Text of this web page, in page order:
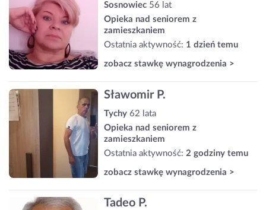
Sosnowiec 56 lat
Opieka nad seniorem z
zamieszkaniem
Ostatnia aktywność: 1 dzień temu
zobacz stawkę wynagrodzenia >
Sławomir P.
Tychy 62 lata
Opieka nad seniorem z
zamieszkaniem
Ostatnia aktywność: 2 godziny temu
zobacz stawkę wynagrodzenia >
Tadeo P.